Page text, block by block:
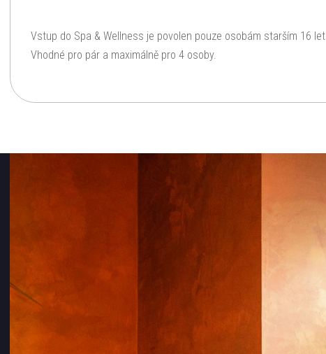
Vstup do Spa & Wellness je povolen pouze osobám starším 16 let.
Vhodné pro pár a maximálně pro 4 osoby.